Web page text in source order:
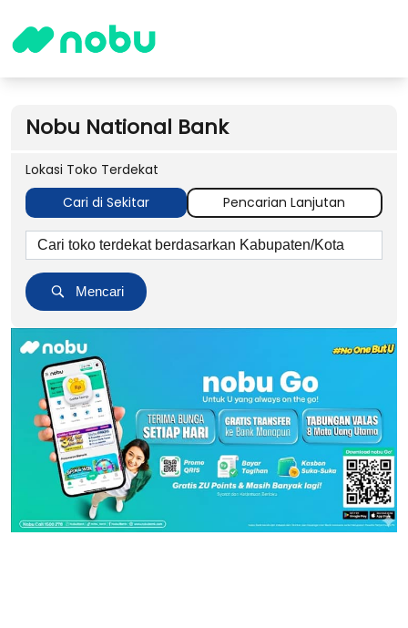
Nobu National Bank
Lokasi Toko Terdekat
Cari di Sekitar
Pencarian Lanjutan
Mencari